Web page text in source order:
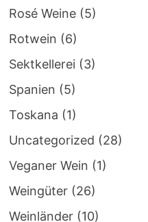
Rosé Weine(5)
Rotwein (6)
Sektkellerei (3)
Spanien (5)
Toskana (1)
Uncategorized (28)
Veganer Wein (1)
Weingüter(26)
Weinländer(10)